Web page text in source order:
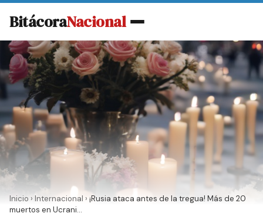
BitácoraNacional
Inicio › Internacional › ¡Rusia ataca antes de la tregua! Más de 20
muertos en Ucrani...